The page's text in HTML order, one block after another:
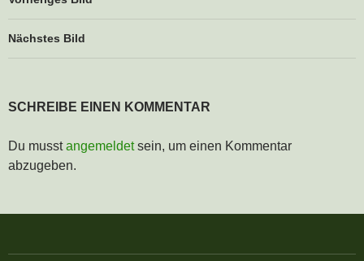
Nächstes Bild
SCHREIBE EINEN KOMMENTAR
Du musstangemeldetsein, um einen Kommentar
abzugeben.